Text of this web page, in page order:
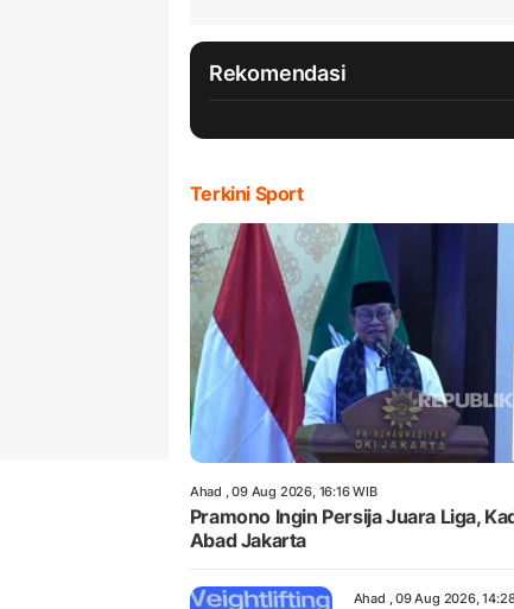
Rekomendasi
Terkini Sport
Ahad , 09 Aug 2026, 16:16 WIB
Pramono Ingin Persija Juara Liga,
Abad Jakarta
Ahad , 09 Aug 2026,